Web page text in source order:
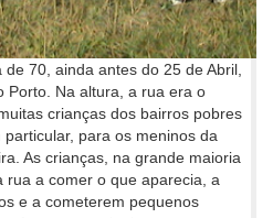
70, ainda antes do 25 de Abril,
Porto. Na altura, a rua era o
crianças dos bairros pobres
para os meninos da
As crianças, na grande maioria
rua a comer o que aparecia, a
e a cometerem pequenos